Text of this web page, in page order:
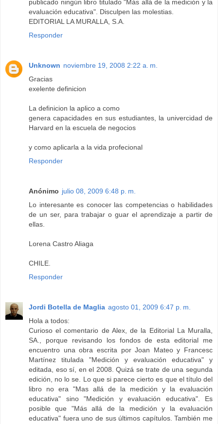
publicado ningún libro titulado "Más allá de la medición y la
evaluación educativa". Disculpen las molestias.
EDITORIAL LA MURALLA, S.A.
Responder
Unknown noviembre 19, 2008 2:22 a. m.
Gracias
exelente definicion
La definicion la aplico a como
genera capacidades en sus estudiantes, la univercidad de
Harvard en la escuela de negocios
y como aplicarla a la vida profecional
Responder
Anónimo julio 08, 2009 6:48 p. m.
Lo interesante es conocer las competencias o habilidades
de un ser, para trabajar o guar el aprendizaje a partir de
ellas.
Lorena Castro Aliaga
CHILE.
Responder
Jordi Botella de Maglia agosto 01, 2009 6:47 p. m.
Hola a todos:
Curioso el comentario de Alex, de la Editorial La Muralla,
SA., porque revisando los fondos de esta editorial me
encuentro una obra escrita por Joan Mateo y Francesc
Martínez titulada "Medición y evaluación educativa" y
editada, eso sí, en el 2008. Quizá se trate de una segunda
edición, no lo se. Lo que si parece cierto es que el título del
libro no era "Mas allá de la medición y la evaluación
educativa" sino "Medición y evaluación educativa". Es
posible que "Más allá de la medición y la evaluación
educativa" fuera uno de sus últimos capítulos. También me